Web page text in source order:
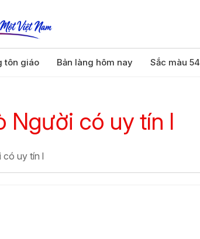
tôn giáo Bản làng hôm nay Sắc màu 54
Người có uy tín l
có uy tín l